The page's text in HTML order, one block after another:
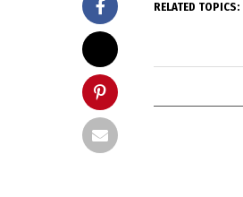
RELATED TOPICS: